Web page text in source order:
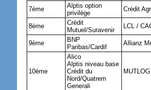
7ème
Alptis option
privilège
Crédit
8ème
Crédit
Mutuel/Suravenir
LCL /
9ème
BNP
Paribas/Cardif
Allianz
10ème
Alico
Alptis niveau base
Crédit du
Nord/Quatrem
Generali